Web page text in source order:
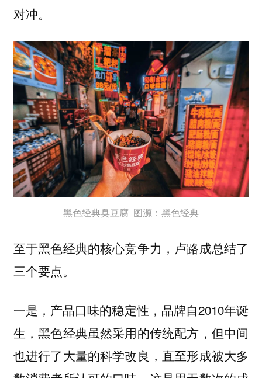
对冲。
黑色经典臭豆腐 图源：黑色经典
至于黑色经典的核心竞争力，卢路成总结了
三个要点。
一是，产品口味的稳定性，品牌自2010年诞
生，黑色经典虽然采用的传统配方，但中间
也进行了大量的科学改良，直至形成被大多